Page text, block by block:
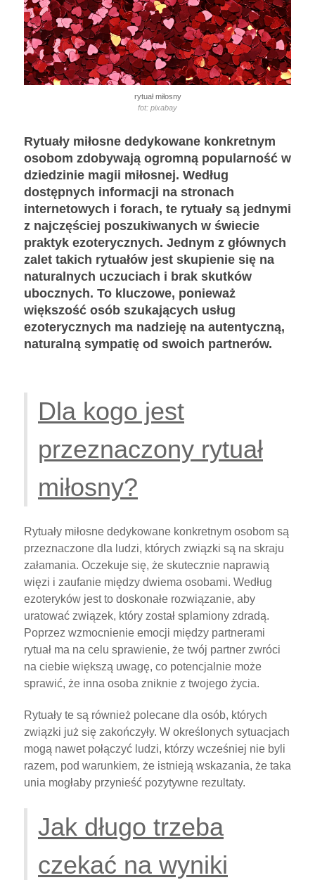
rytuał miłosny
fot: pixabay
Rytuały miłosne dedykowane konkretnym
osobom zdobywają ogromną popularność w
dziedzinie magii miłosnej. Według
dostępnych informacji na stronach
internetowych i forach, te rytuały są jednymi
z najczęściej poszukiwanych w świecie
praktyk ezoterycznych. Jednym z głównych
zalet takich rytuałów jest skupienie się na
naturalnych uczuciach i brak skutków
ubocznych. To kluczowe, ponieważ
większość osób szukających usług
ezoterycznych ma nadzieję na autentyczną,
naturalną sympatię od swoich partnerów.
Dla kogo jest
przeznaczony rytuał
miłosny?
Rytuały miłosne dedykowane konkretnym osobom są
przeznaczone dla ludzi, których związki są na skraju
załamania. Oczekuje się, że skutecznie naprawią
więzi i zaufanie między dwiema osobami. Według
ezoteryków jest to doskonałe rozwiązanie, aby
uratować związek, który został splamiony zdradą.
Poprzez wzmocnienie emocji między partnerami
rytuał ma na celu sprawienie, że twój partner zwróci
na ciebie większą uwagę, co potencjalnie może
sprawić, że inna osoba zniknie z twojego życia.
Rytuały te są również polecane dla osób, których
związki już się zakończyły. W określonych sytuacjach
mogą nawet połączyć ludzi, którzy wcześniej nie byli
razem, pod warunkiem, że istnieją wskazania, że taka
unia mogłaby przynieść pozytywne rezultaty.
Jak długo trzeba
czekać na wyniki